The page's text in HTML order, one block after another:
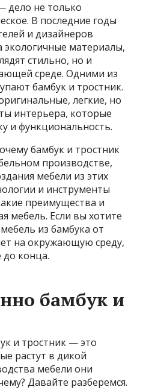
дело не только
В последние годы
и дизайнеров
материалы,
стильно, но и
среде. Одними из
бамбук и тростник.
легкие, но
интерьера, которые
и функциональность.
бамбук и тростник
производстве,
мебели из этих
и инструменты
преимущества и
мебель. Если вы хотите
из бамбука от
на окружающую среду,
до конца.
бамбук и
и тростник — это
растут в дикой
мебели они
Давайте разберемся.